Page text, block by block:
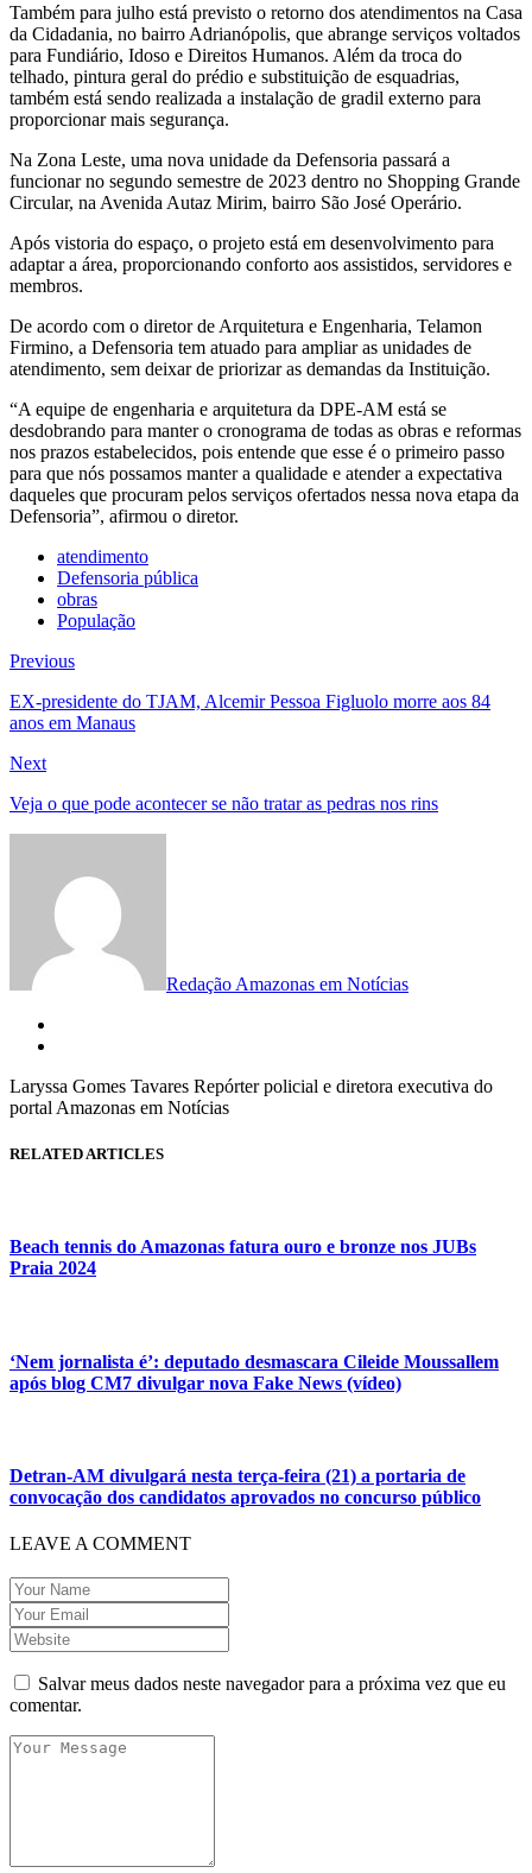
Também para julho está previsto o retorno dos atendimentos na Casa
da Cidadania, no bairro Adrianópolis, que abrange serviços voltados
para Fundiário, Idoso e Direitos Humanos. Além da troca do
telhado, pintura geral do prédio e substituição de esquadrias,
também está sendo realizada a instalação de gradil externo para
proporcionar mais segurança.
Na Zona Leste, uma nova unidade da Defensoria passará a
funcionar no segundo semestre de 2023 dentro no Shopping Grande
Circular, na Avenida Autaz Mirim, bairro São José Operário.
Após vistoria do espaço, o projeto está em desenvolvimento para
adaptar a área, proporcionando conforto aos assistidos, servidores e
membros.
De acordo com o diretor de Arquitetura e Engenharia, Telamon
Firmino, a Defensoria tem atuado para ampliar as unidades de
atendimento, sem deixar de priorizar as demandas da Instituição.
“A equipe de engenharia e arquitetura da DPE-AM está se
desdobrando para manter o cronograma de todas as obras e reformas
nos prazos estabelecidos, pois entende que esse é o primeiro passo
para que nós possamos manter a qualidade e atender a expectativa
daqueles que procuram pelos serviços ofertados nessa nova etapa da
Defensoria”, afirmou o diretor.
atendimento
Defensoria pública
obras
População
Navegação
de
Post
PreviousPrevious
EX-presidente do TJAM, Alcemir Pessoa Figluolo morre aos 84
anos em Manaus
NextNext
Veja o que pode acontecer se não tratar as pedras nos rins
Redação Amazonas em Notícias
Laryssa Gomes Tavares Repórter policial e diretora executiva do
portal Amazonas em Notícias
RELATED ARTICLES
Beach tennis do Amazonas fatura ouro e bronze nos JUBs
Praia 2024
‘Nem jornalista é’: deputado desmascara Cileide Moussallem
após blog CM7 divulgar nova Fake News (vídeo)
Detran-AM divulgará nesta terça-feira (21) a portaria de
convocação dos candidatos aprovados no concurso público
LEAVE A COMMENT
Salvar meus dados neste navegador para a próxima vez que eu
comentar.